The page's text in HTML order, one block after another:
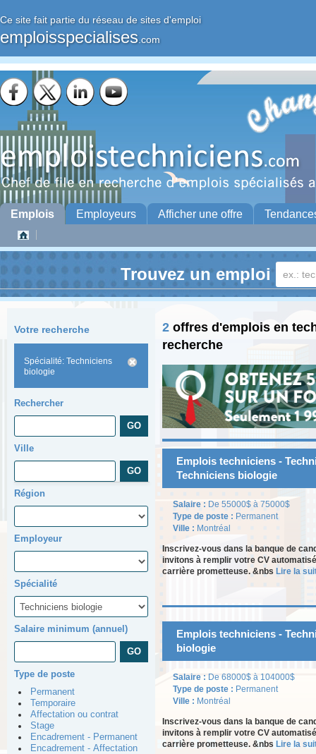
Ce site fait partie du réseau de sites d'emploi
emploisspecialises .com
Emplois Employeurs Afficher une offre
Trouvez un emploi
Votre recherche
Spécialité: Techniciens
biologie
Rechercher
Ville
Région
Employeur
Spécialité
Salaire minimum (annuel)
Type de poste
Permanent
Temporaire
Affectation ou contrat
Stage
Encadrement - Permanent
Encadrement - Affectation
2 offres d'emplois en
recherche
Emplois techniciens -
Techniciens biologie
Salaire : De 55000$ à 75000$
Type de poste : Permanent
Ville : Montréal
Inscrivez-vous dans la banque de
invitons à remplir votre CV
carrière prometteuse. &nbs Lire la
Emplois techniciens -
biologie
Salaire : De 68000$ à 104000$
Type de poste : Permanent
Ville : Montréal
Inscrivez-vous dans la banque de
invitons à remplir votre CV
carrière prometteuse. &nbs Lire la